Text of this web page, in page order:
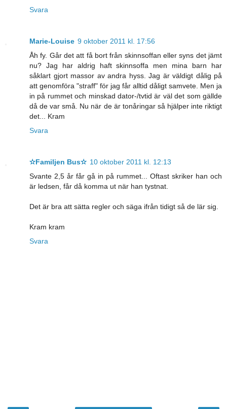
Svara
Marie-Louise 9 oktober 2011 kl. 17:56
Åh fy. Går det att få bort från skinnsoffan eller syns det jämt
nu? Jag har aldrig haft skinnsoffa men mina barn har
såklart gjort massor av andra hyss. Jag är väldigt dålig på
att genomföra "straff" för jag får alltid dåligt samvete. Men ja
in på rummet och minskad dator-/tvtid är väl det som gällde
då de var små. Nu när de är tonåringar så hjälper inte riktigt
det... Kram
Svara
✫Familjen Bus✫ 10 oktober 2011 kl. 12:13
Svante 2,5 år får gå in på rummet... Oftast skriker han och
är ledsen, får då komma ut när han tystnat.
Det är bra att sätta regler och säga ifrån tidigt så de lär sig.
Kram kram
Svara